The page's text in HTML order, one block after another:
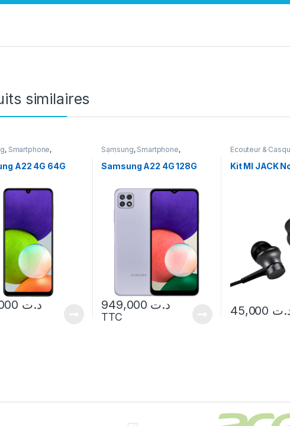
similaires
, Smartphone,
A22 4G 64G
د.ت
Samsung, Smartphone,
Téléphonie
Samsung A22 4G 128G
د.ت
TTC
Ecouteur &
Kit MI JACK